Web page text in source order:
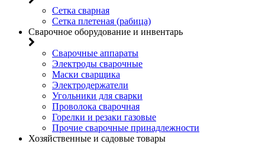
Сетка сварная
Сетка плетеная (рабица)
Сварочное оборудование и инвентарь
Сварочные аппараты
Электроды сварочные
Маски сварщика
Электродержатели
Угольники для сварки
Проволока сварочная
Горелки и резаки газовые
Прочие сварочные принадлежности
Хозяйственные и садовые товары